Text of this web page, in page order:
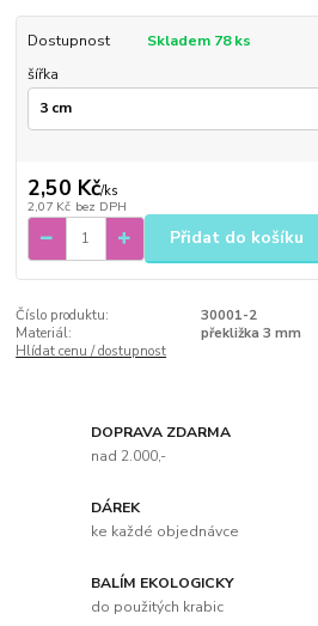
Dostupnost
Skladem 78 ks
šířka
2,50 Kč/ks
2,07 Kč bez DPH
Přidat do košíku
Číslo produktu:
30001-2
Materiál:
překližka 3 mm
Hlídat cenu / dostupnost
DOPRAVA ZDARMA
nad 2.000,-
DÁREK
ke každé objednávce
BALÍM EKOLOGICKY
do použitých krabic